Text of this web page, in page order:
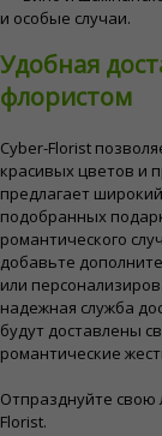
и особые случаи.
Удобная
флористом
Cyber-Florist
красивых цветов и
предлагает
подобранных
романтического
добавьте
или
надежная служба
будут доставлены
романтические
Отпразднуйте свою
Florist.